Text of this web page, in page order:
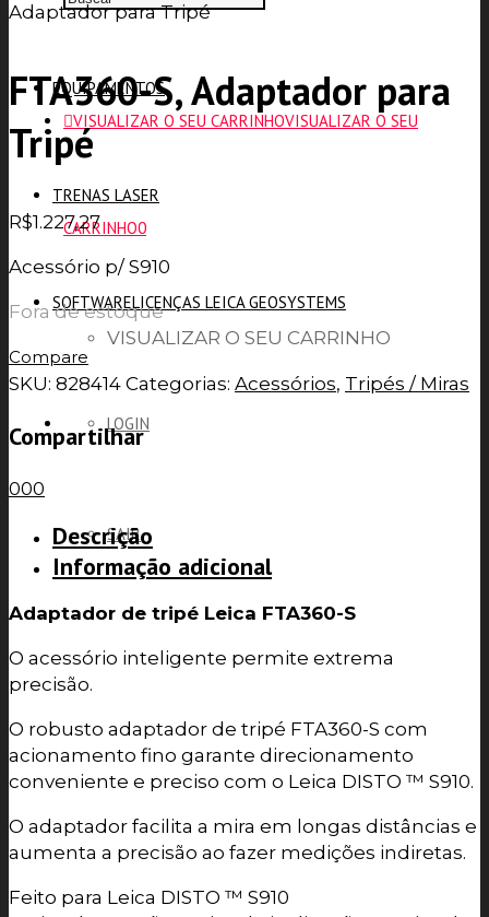
EQUIPAMENTOS
TRENAS LASER
SOFTWARELICENÇAS LEICA GEOSYSTEMS
VISUALIZAR O SEU CARRINHOVISUALIZAR O SEU
CARRINHO0
VISUALIZAR O SEU CARRINHO
LOGIN
SAIR
Adaptador para Tripé
FTA360-S, Adaptador para
Tripé
R$1.227,27
Acessório p/ S910
Fora de estoque
Compare
SKU: 828414 Categorias: Acessórios, Tripés / Miras
Compartilhar
000
Descrição
Informação adicional
Adaptador de tripé Leica FTA360-S
O acessório inteligente permite extrema
precisão.
O robusto adaptador de tripé FTA360-S com
acionamento fino garante direcionamento
conveniente e preciso com o Leica DISTO ™ S910.
O adaptador facilita a mira em longas distâncias e
aumenta a precisão ao fazer medições indiretas.
Feito para Leica DISTO ™ S910